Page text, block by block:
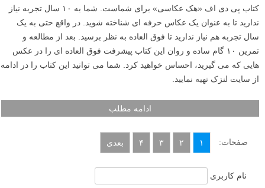
کتاب پی دی اف «هک عکاسی» برای شماست. شما به ۱۰ سال تجربه نیاز
ندارید تا به عنوان یک عکاس حرفه ای شناخته شوید. در واقع حتی به یک
سال تجربه هم نیاز ندارید تا فوق العاده به نظر برسید. بعد از مطالعه و
تمرین ۱۰ گام ساده و روان این کتاب پیشرفت فوق العاده ای را در عکس
هایی که می گیرید، احساس خواهید کرد. شما می توانید این کتاب را در ادامه
از سایت لنزک تهیه نمایید.
ادامه مطلب
صفحات: ۱ ۲ ۳ ۴ بعدی
نام کاربری